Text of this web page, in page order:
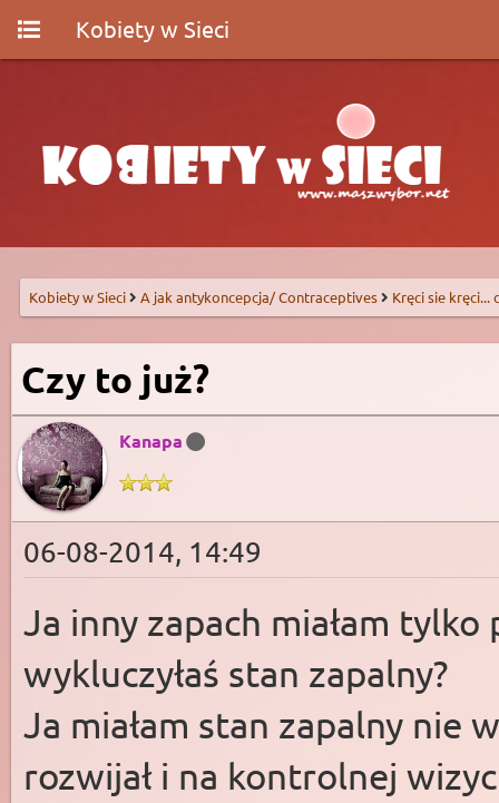
Kobiety w Sieci
Kobiety w Sieci A jak antykoncepcja/ Contraceptives Kręci sie kręci...
Czy to już?
Kanapa
06-08-2014, 14:49
Ja inny zapach miałam
wykluczyłaś stan zapalny?
Ja miałam stan zapalny nie
rozwijał i na kontrolnej